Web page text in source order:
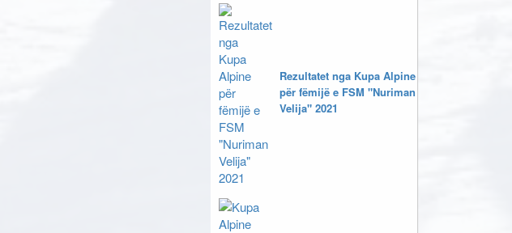
Rezultatet nga Kupa Alpine
për fëmijë e FSM "Nuriman
Velija" 2021